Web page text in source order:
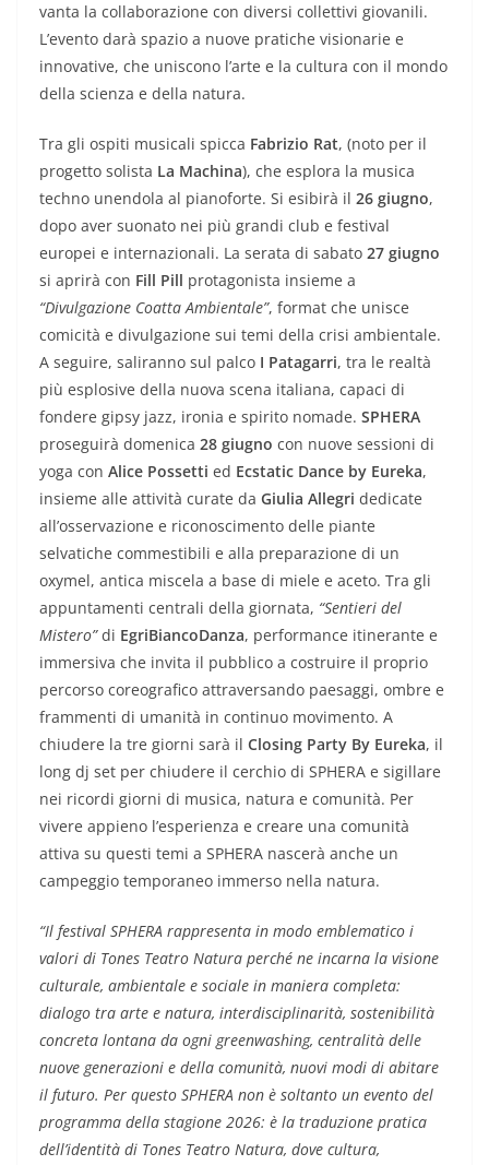
vanta la collaborazione con diversi collettivi giovanili.
L’evento darà spazio a nuove pratiche visionarie e
innovative, che uniscono l’arte e la cultura con il mondo
della scienza e della natura.
Tra gli ospiti musicali spicca Fabrizio Rat, (noto per il
progetto solista La Machina), che esplora la musica
techno unendola al pianoforte. Si esibirà il 26 giugno,
dopo aver suonato nei più grandi club e festival
europei e internazionali. La serata di sabato 27 giugno
si aprirà con Fill Pill protagonista insieme a
“Divulgazione Coatta Ambientale”, format che unisce
comicità e divulgazione sui temi della crisi ambientale.
A seguire, saliranno sul palco I Patagarri, tra le realtà
più esplosive della nuova scena italiana, capaci di
fondere gipsy jazz, ironia e spirito nomade. SPHERA
proseguirà domenica 28 giugno con nuove sessioni di
yoga con Alice Possetti ed Ecstatic Dance by Eureka,
insieme alle attività curate da Giulia Allegri dedicate
all’osservazione e riconoscimento delle piante
selvatiche commestibili e alla preparazione di un
oxymel, antica miscela a base di miele e aceto. Tra gli
appuntamenti centrali della giornata, “Sentieri del
Mistero”di EgriBiancoDanza, performance itinerante e
immersiva che invita il pubblico a costruire il proprio
percorso coreografico attraversando paesaggi, ombre e
frammenti di umanità in continuo movimento. A
chiudere la tre giorni sarà il Closing Party By Eureka, il
long dj set per chiudere il cerchio di SPHERA e sigillare
nei ricordi giorni di musica, natura e comunità. Per
vivere appieno l’esperienza e creare una comunità
attiva su questi temi a SPHERA nascerà anche un
campeggio temporaneo immerso nella natura.
“Il festival SPHERA rappresenta in modo emblematico i
valori di Tones Teatro Natura perché ne incarna la visione
culturale, ambientale e sociale in maniera completa:
dialogo tra arte e natura, interdisciplinarità, sostenibilità
concreta lontana da ogni greenwashing, centralità delle
nuove generazioni e della comunità, nuovi modi di abitare
il futuro. Per questo SPHERA non è soltanto un evento del
programma della stagione 2026: è la traduzione pratica
dell’identità di Tones Teatro Natura, dove cultura,